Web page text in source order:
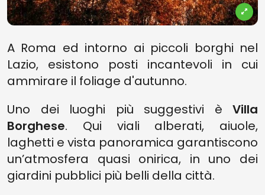
A Roma ed intorno ai piccoli borghi nel
Lazio, esistono posti incantevoli in cui
ammirare il foliage d'autunno.
Uno dei luoghi più suggestivi è Villa
Borghese. Qui viali alberati, aiuole,
laghetti e vista panoramica garantiscono
un’atmosfera quasi onirica, in uno dei
giardini pubblici più belli della città.